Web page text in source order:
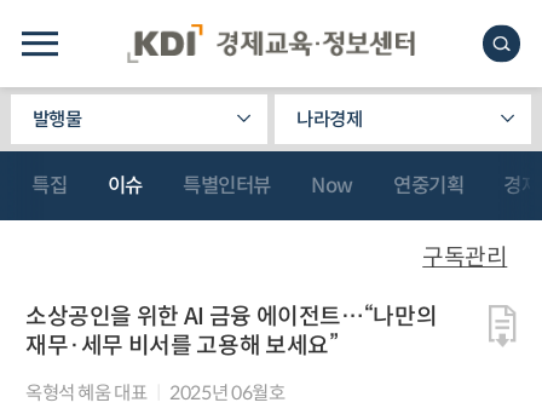
발행물 나라경제
특집 이슈 특별인터뷰 Now 연중기획 경
소상공인을 위한 AI 금융 에이전트…“나만의
재무·세무 비서를 고용해 보세요”
옥형석 혜움 대표 2025년 06월호
구독관리